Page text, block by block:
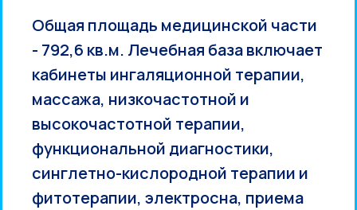
Общая площадь медицинской части
- 792,6 кв.м. Лечебная база включает
кабинеты ингаляционной терапии,
массажа, низкочастотной и
высокочастотной терапии,
функциональной диагностики,
синглетно-кислородной терапии и
фитотерапии, электросна, приема